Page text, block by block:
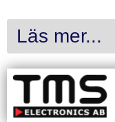
Läs mer...